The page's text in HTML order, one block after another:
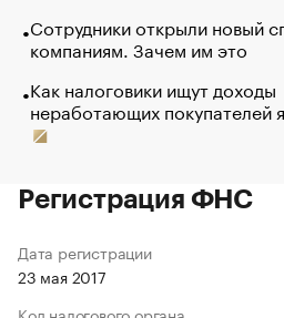
Сотрудники открыли новый
компаниям. Зачем им это
Как налоговики ищут доходы
неработающих покупателей
Регистрация ФНС
Дата регистрации
23 мая 2017